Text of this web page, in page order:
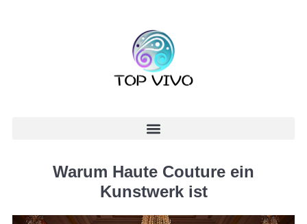
Warum Haute Couture ein
Kunstwerk ist